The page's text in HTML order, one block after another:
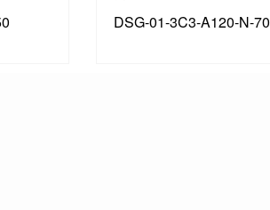
DSG-01-3C3-A120-N-70